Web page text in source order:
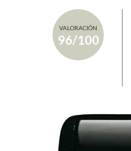
VALORACIÓN
96/100